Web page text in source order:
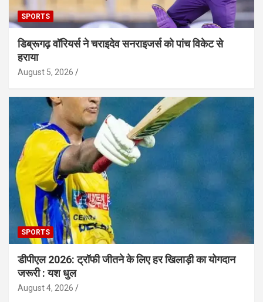
SPORTS
डिब्रूगढ़ वॉरियर्स ने चराइदेव सनराइजर्स को पांच विकेट से
हराया
August 5, 2026
SPORTS
डीपीएल 2026: ट्रॉफी जीतने के लिए हर खिलाड़ी का योगदान
जरूरी : यश धुल
August 4, 2026